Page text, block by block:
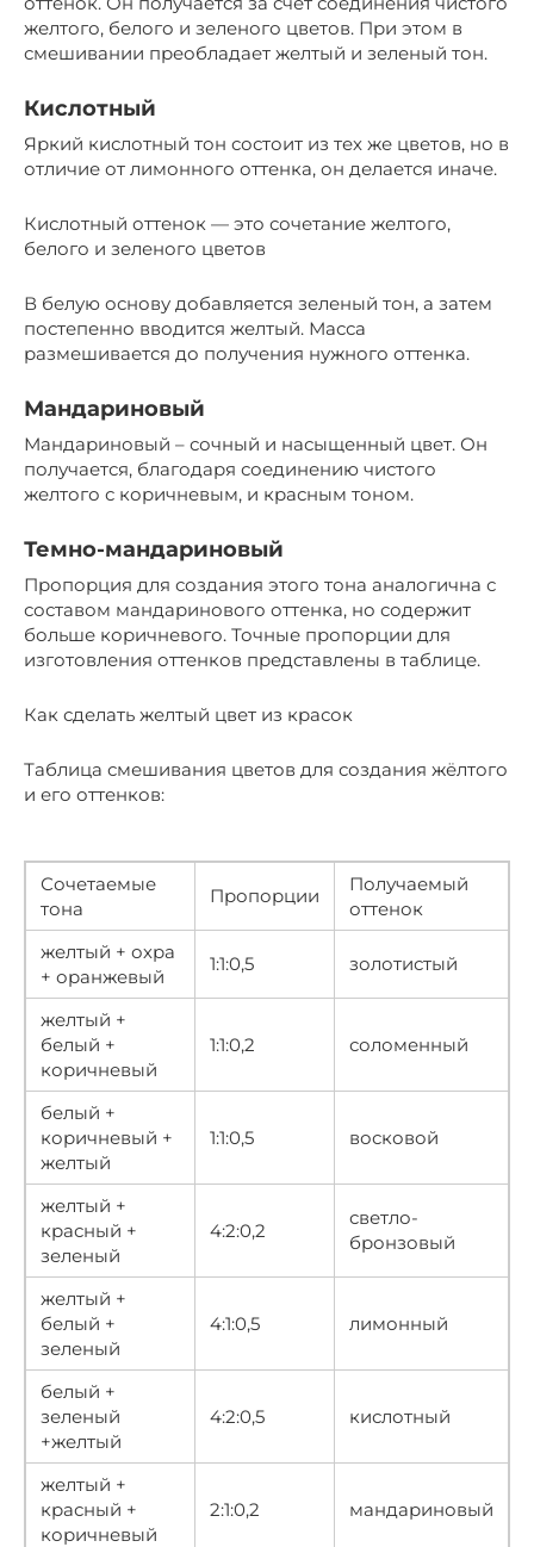
желтого, белого и зеленого цветов. При этом в
смешивании преобладает желтый и зеленый тон.
Кислотный
Яркий кислотный тон состоит из тех же цветов, но в
отличие от лимонного оттенка, он делается иначе.
Кислотный оттенок — это сочетание желтого,
белого и зеленого цветов
В белую основу добавляется зеленый тон, а затем
постепенно вводится желтый. Масса
размешивается до получения нужного оттенка.
Мандариновый
Мандариновый – сочный и насыщенный цвет. Он
получается, благодаря соединению чистого
желтого с коричневым, и красным тоном.
Темно-мандариновый
Пропорция для создания этого тона аналогична с
составом мандаринового оттенка, но содержит
больше коричневого. Точные пропорции для
изготовления оттенков представлены в таблице.
Как сделать желтый цвет из красок
Таблица смешивания цветов для создания жёлтого
и его оттенков:
Сочетаемые
тона
Пропорции
Получаемый
оттенок
желтый + охра
+ оранжевый
1:1:0,5 золотистый
желтый +
белый +
коричневый
1:1:0,2 соломенный
белый +
коричневый +
желтый
1:1:0,5 восковой
желтый +
красный +
зеленый
4:2:0,2
светло-
бронзовый
желтый +
белый +
зеленый
4:1:0,5 лимонный
белый +
зеленый
+желтый
4:2:0,5 кислотный
желтый +
красный +
коричневый
2:1:0,2 мандариновый